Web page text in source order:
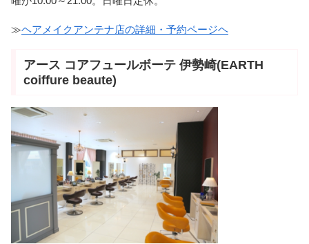
≫ヘアメイクアンテナ店の詳細・予約ページヘ
アース コアフュールボーテ 伊勢崎(EARTH
coiffure beaute)